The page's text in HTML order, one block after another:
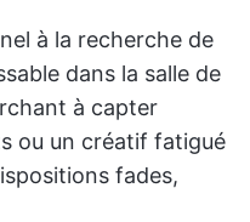
à la recherche de
dans la salle de
à capter
ou un créatif fatigué
fades,